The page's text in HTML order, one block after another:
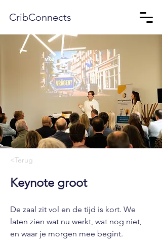
CribConnects
<Terug
Keynote groot
De zaal zit vol en de tijd is kort. We
laten zien wat nu werkt, wat nog niet,
en waar je morgen mee begint.